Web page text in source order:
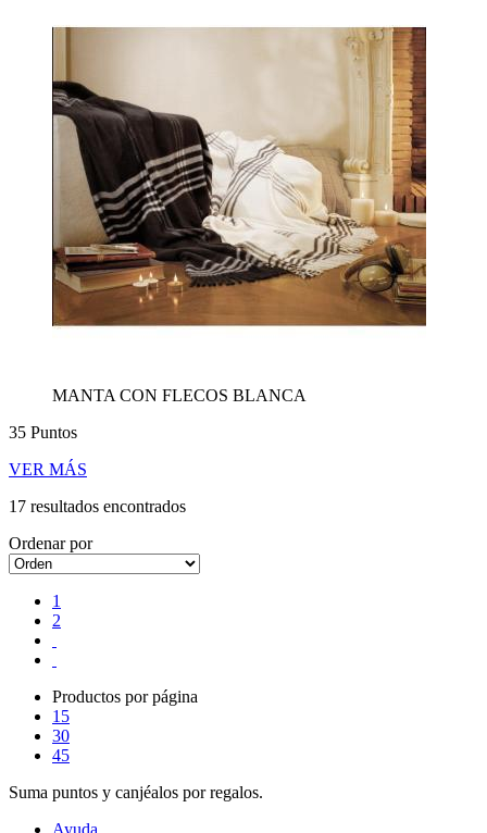
MANTA CON FLECOS BLANCA
35 Puntos
VER MÁS
17 resultados encontrados
Ordenar por
1
2
Productos por página
15
30
45
Suma puntos y canjéalos por regalos.